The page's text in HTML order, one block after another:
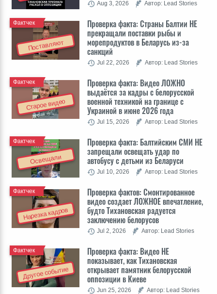
Aug 3, 2026 Автор: Lead Stories
Поставляют
Проверка факта: Cтраны Балтии НЕ
прекращали поставки рыбы и
морепродуктов в Беларусь из-за
санкций
Фактчек
Jul 22, 2026 Автор: Lead Stories
Старое видео
Проверка факта: Видео ЛОЖНО
выдаётся за кадры с белорусской
военной техникой на границе с
Украиной в июне 2026 года
Фактчек
Jul 15, 2026 Автор: Lead Stories
Освещали
Проверка факта: Балтийским СМИ НЕ
запрещали освещать удар по
автобусу с детьми из Беларуси
Фактчек
Jul 10, 2026 Автор: Lead Stories
Нарезка кадров
Проверка фактов: Cмонтированное
видео создает ЛОЖНОЕ впечатление,
будто Тихановская радуется
заключению белорусов
Фактчек
Jul 2, 2026 Автор: Lead Stories
Другое событие
Проверка факта: Видео НЕ
показывает, как Тихановская
открывает памятник белорусской
оппозиции в Киеве
Фактчек
Jun 25, 2026 Автор: Lead Stories